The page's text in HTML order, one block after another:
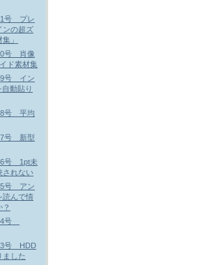
号 プレ
の超ズ
」
号 肖像
ド素材集
号 イン
動貼り
号 平均
号 新型
号 1pt未
されない
号 アン
読んで情
号
号 HDD
ました